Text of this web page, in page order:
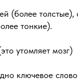
(более толстые),
тонкие).
утомляет мозг)
ключевое